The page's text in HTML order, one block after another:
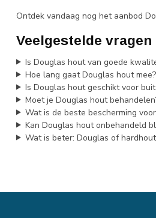
Ontdek vandaag nog het aanbod
Veelgestelde
Is Douglas hout van goede
Hoe lang gaat Douglas hout mee?
Is Douglas hout geschikt voor
Moet je Douglas hout
Wat is de beste bescherming
Kan Douglas hout onbehandeld
Wat is beter: Douglas of